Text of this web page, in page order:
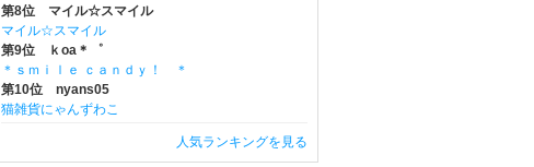
第8位 マイル☆スマイル
マイル☆スマイル
第9位 ｋoa＊゜
＊ｓｍｉｌｅ ｃａｎｄｙ！ ＊
第10位 nyans05
猫雑貨にゃんずわこ
人気ランキングを見る